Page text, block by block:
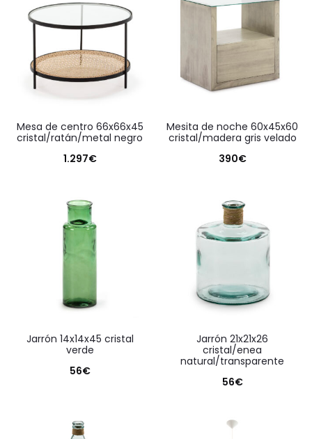
363€.
264€.
mesa de centro 66x66x45
cristal/ratán/metal negro
1.297€
mesita de noche 60x45x60
cristal/madera gris velado
390€
jarrón 14x14x45 cristal
verde
56€
jarrón 21x21x26
cristal/enea
natural/transparente
56€